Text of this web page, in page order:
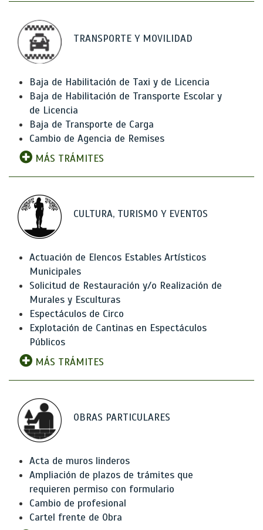
TRANSPORTE Y MOVILIDAD
Baja de Habilitación de Taxi y de Licencia
Baja de Habilitación de Transporte Escolar y
de Licencia
Baja de Transporte de Carga
Cambio de Agencia de Remises
MÁS TRÁMITES
CULTURA, TURISMO Y EVENTOS
Actuación de Elencos Estables Artísticos
Municipales
Solicitud de Restauración y/o Realización de
Murales y Esculturas
Espectáculos de Circo
Explotación de Cantinas en Espectáculos
Públicos
MÁS TRÁMITES
OBRAS PARTICULARES
Acta de muros linderos
Ampliación de plazos de trámites que
requieren permiso con formulario
Cambio de profesional
Cartel frente de Obra